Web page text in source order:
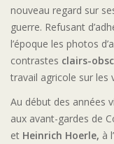
nouveau regard sur
guerre. Refusant
l’époque les photos
contrastes clairs-
travail agricole sur les
Au début des années
aux avant-gardes de
et Heinrich Hoerle, à